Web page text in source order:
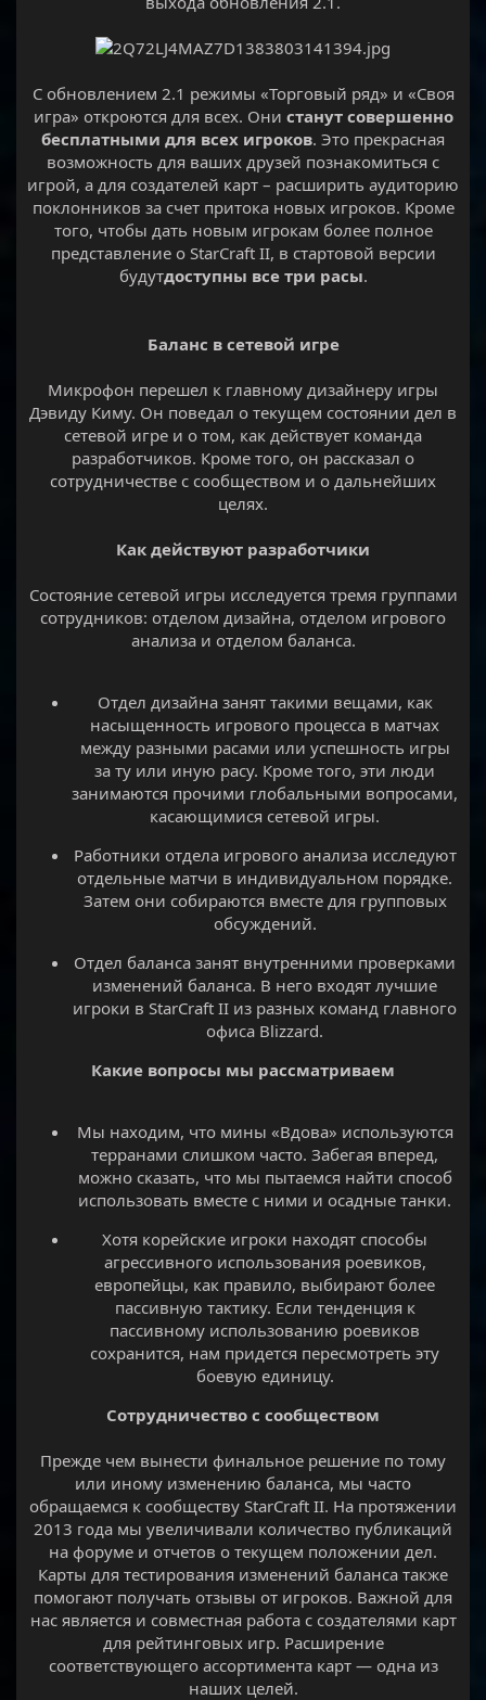
С обновлением 2.1 режимы «Торговый ряд» и «Своя
игра» откроются для всех. Они станут совершенно
бесплатными для всех игроков. Это прекрасная
возможность для ваших друзей познакомиться с
игрой, а для создателей карт – расширить аудиторию
поклонников за счет притока новых игроков. Кроме
того, чтобы дать новым игрокам более полное
представление о StarCraft II, в стартовой версии
будутдоступны все три расы.
Баланс в сетевой игре
Микрофон перешел к главному дизайнеру игры
Дэвиду Киму. Он поведал о текущем состоянии дел в
сетевой игре и о том, как действует команда
разработчиков. Кроме того, он рассказал о
сотрудничестве с сообществом и о дальнейших
целях.
Как действуют разработчики
Состояние сетевой игры исследуется тремя группами
сотрудников: отделом дизайна, отделом игрового
анализа и отделом баланса.
Отдел дизайна занят такими вещами, как
насыщенность игрового процесса в матчах
между разными расами или успешность игры
за ту или иную расу. Кроме того, эти люди
занимаются прочими глобальными вопросами,
касающимися сетевой игры.​
Работники отдела игрового анализа исследуют
отдельные матчи в индивидуальном порядке.
Затем они собираются вместе для групповых
обсуждений.​
Отдел баланса занят внутренними проверками
изменений баланса. В него входят лучшие
игроки в StarCraft II из разных команд главного
офиса Blizzard.​
Какие вопросы мы рассматриваем
Мы находим, что мины «Вдова» используются
терранами слишком часто. Забегая вперед,
можно сказать, что мы пытаемся найти способ
использовать вместе с ними и осадные танки.​
Хотя корейские игроки находят способы
агрессивного использования роевиков,
европейцы, как правило, выбирают более
пассивную тактику. Если тенденция к
пассивному использованию роевиков
сохранится, нам придется пересмотреть эту
боевую единицу.​
Сотрудничество с сообществом
Прежде чем вынести финальное решение по тому
или иному изменению баланса, мы часто
обращаемся к сообществу StarCraft II. На протяжении
2013 года мы увеличивали количество публикаций
на форуме и отчетов о текущем положении дел.
Карты для тестирования изменений баланса также
помогают получать отзывы от игроков. Важной для
нас является и совместная работа с создателями карт
для рейтинговых игр. Расширение
соответствующего ассортимента карт — одна из
наших целей.